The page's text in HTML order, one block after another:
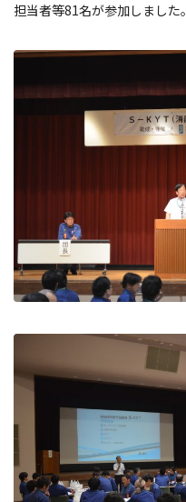
担当者等81名が参加しました。